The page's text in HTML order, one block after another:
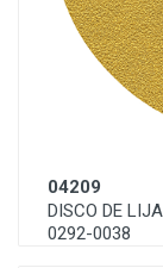
04209
DISCO DE
0292-0038